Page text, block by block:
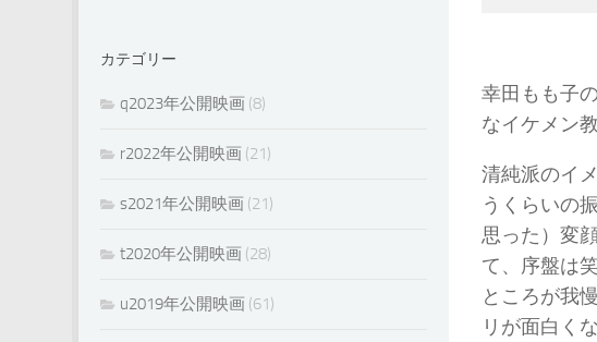
幸田もも子
なイケメン
清純派のイ
うくらいの
思った）変
て、序盤は
ところが我
リが面白く
カテゴリー
q2023年公開映画 (8)
r2022年公開映画 (21)
s2021年公開映画 (21)
t2020年公開映画 (28)
u2019年公開映画 (61)